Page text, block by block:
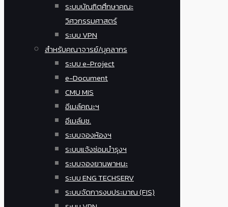
ระบบบัณฑิตศึกษาคณะ
วิศวกรรมศาสตร์
ระบบ VPN
สำหรับคณาจารย์/บุคลากร
ระบบ e-Project
e-Document
CMU MIS
อีเมล์คณะฯ
อีเมล์มช.
ระบบจองห้องฯ
ระบบแจ้งซ่อมบำรุงฯ
ระบบจองยานพาหนะ
ระบบ ENG TECHSERV
ระบบจัดการงบประมาณ (FIS)